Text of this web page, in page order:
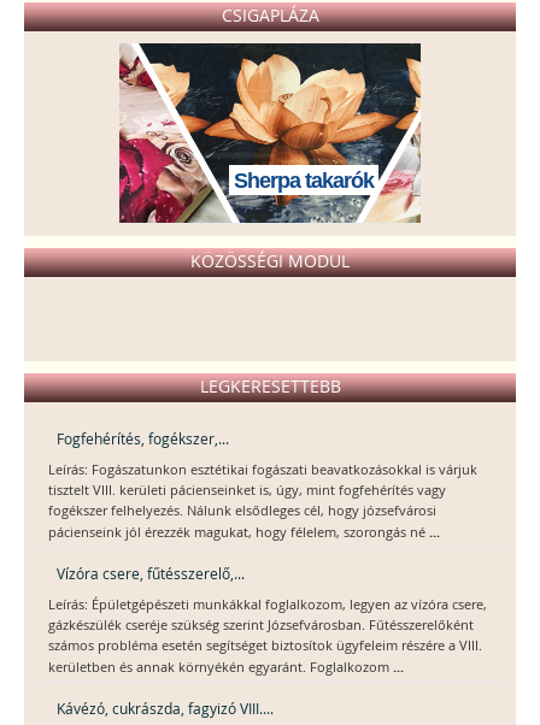
CSIGAPLÁZA
Sherpa takarók
KÖZÖSSÉGI MODUL
LEGKERESETTEBB
Fogfehérítés, fogékszer,...
Leírás: Fogászatunkon esztétikai fogászati beavatkozásokkal is várjuk
tisztelt VIII. kerületi pácienseinket is, úgy, mint fogfehérítés vagy
fogékszer felhelyezés. Nálunk elsődleges cél, hogy józsefvárosi
pácienseink jól érezzék magukat, hogy félelem, szorongás né ...
Vízóra csere, fűtésszerelő,...
Leírás: Épületgépészeti munkákkal foglalkozom, legyen az vízóra csere,
gázkészülék cseréje szükség szerint Józsefvárosban. Fűtésszerelőként
számos probléma esetén segítséget biztosítok ügyfeleim részére a VIII.
kerületben és annak környékén egyaránt. Foglalkozom ...
Kávézó, cukrászda, fagyizó VIII....